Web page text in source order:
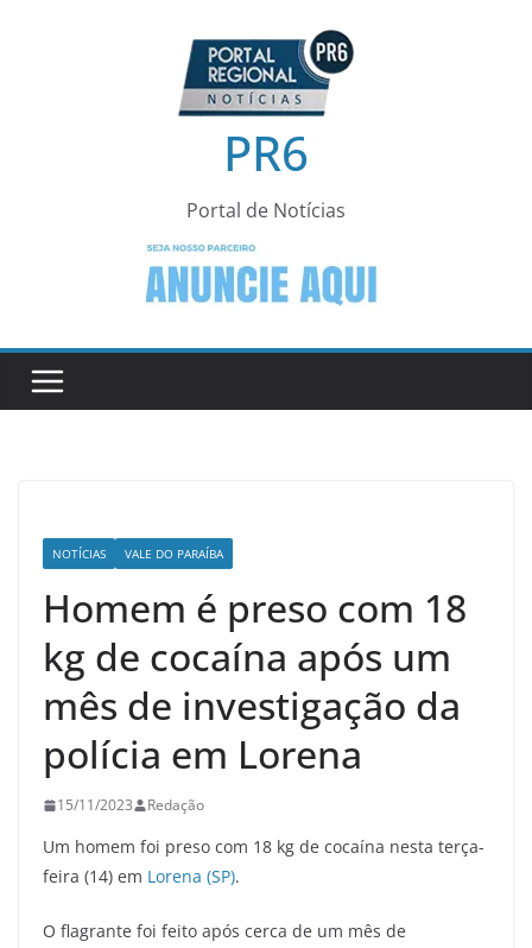
PR6
Portal de Notícias
NOTÍCIAS VALE DO PARAÍBA
Homem é preso com 18
kg de cocaína após um
mês de investigação da
polícia em Lorena
15/11/2023 Redação
Um homem foi preso com 18 kg de cocaína nesta terça-
feira (14) em Lorena (SP).
O flagrante foi feito após cerca de um mês de